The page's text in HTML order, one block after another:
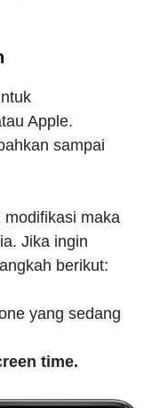
Apple.
sampai
maka
Jika ingin
berikut:
yang sedang
time.